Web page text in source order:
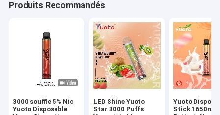
Produits Recommandés
3000 souffle 5% Nic
Yuoto Disposable
LED Shine Yuoto
Star 3000 Puffs
Yuoto
Stick